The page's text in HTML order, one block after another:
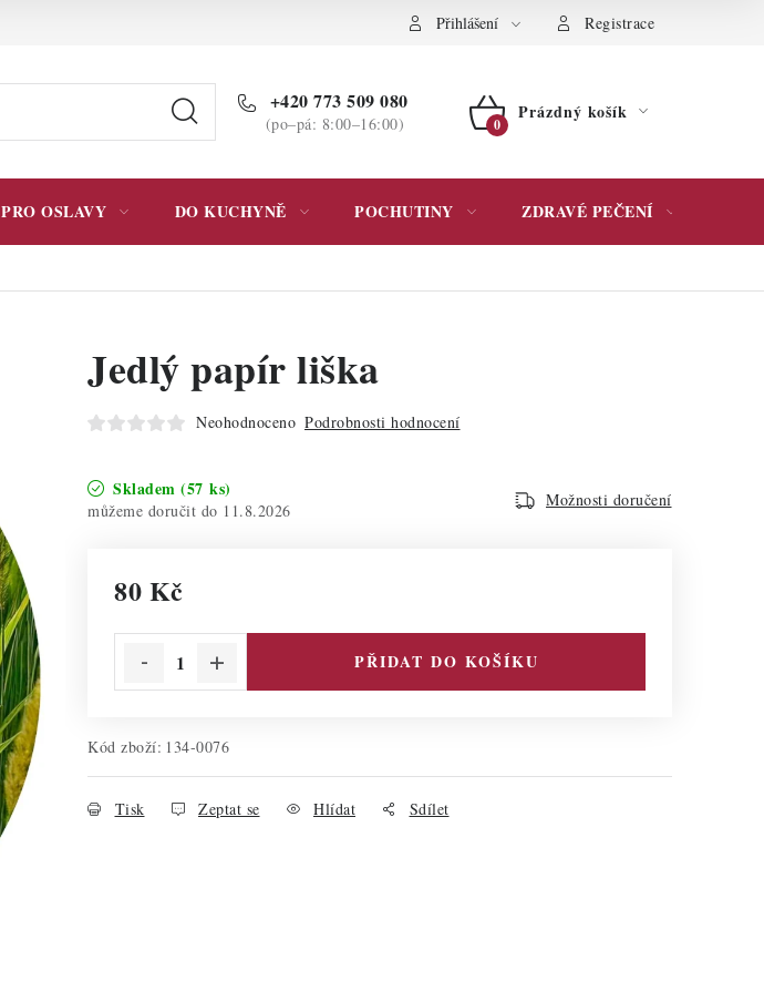
Podmínky ochrany osobních údajů Přihlášení Registrace
+420 773 509 080
(po–pá: 8:00–16:00)
NÁKUPNÍ
Prázdný košík
PRO OSLAVY DO KUCHYNĚ POCHUTINY ZDRAVÉ PEČENÍ
Jedlý papír liška
Neohodnoceno Podrobnosti hodnocení
Skladem (57 ks)
11.8.2026
Možnosti doručení
80 Kč
PŘIDAT DO KOŠÍKU
Kód zboží: 134-0076
Tisk Zeptat se Hlídat Sdílet